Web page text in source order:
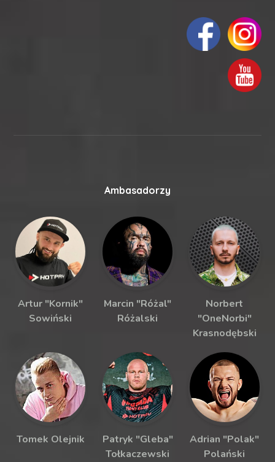
Ambasadorzy
Artur "Kornik"
Sowiński
Marcin "Różal"
Różalski
Norbert
"OneNorbi"
Krasnodębski
Tomek Olejnik
Patryk "Gleba"
Tołkaczewski
Adrian "Polak"
Polański